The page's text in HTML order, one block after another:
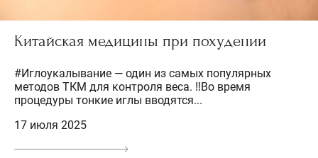
Китайская медицины при похудении
#Иглоукалывание — один из самых популярных
методов ТКМ для контроля веса. ‼️Во время
процедуры тонкие иглы вводятся...
17 июля 2025